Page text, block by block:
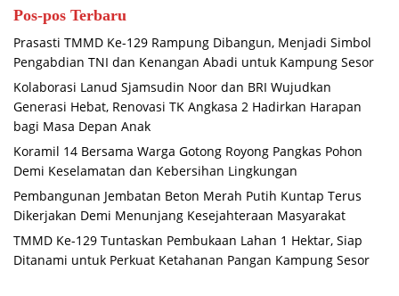
Pos-pos Terbaru
Prasasti TMMD Ke-129 Rampung Dibangun, Menjadi Simbol
Pengabdian TNI dan Kenangan Abadi untuk Kampung Sesor
Kolaborasi Lanud Sjamsudin Noor dan BRI Wujudkan
Generasi Hebat, Renovasi TK Angkasa 2 Hadirkan Harapan
bagi Masa Depan Anak
Koramil 14 Bersama Warga Gotong Royong Pangkas Pohon
Demi Keselamatan dan Kebersihan Lingkungan
Pembangunan Jembatan Beton Merah Putih Kuntap Terus
Dikerjakan Demi Menunjang Kesejahteraan Masyarakat
TMMD Ke-129 Tuntaskan Pembukaan Lahan 1 Hektar, Siap
Ditanami untuk Perkuat Ketahanan Pangan Kampung Sesor